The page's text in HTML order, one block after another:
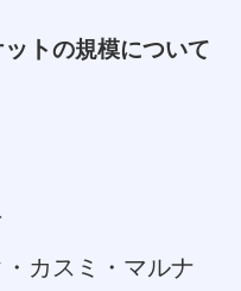
トの規模について
カスミ・マルナ